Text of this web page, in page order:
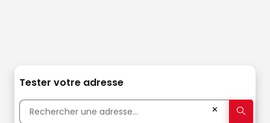
Tester votre adresse
✕